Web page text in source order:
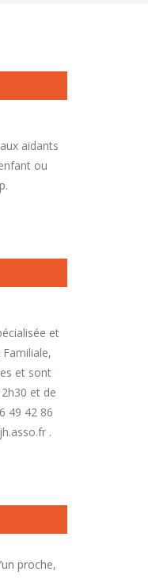
aidants
ou
et
et sont
et de
49 42 86
.
proche,